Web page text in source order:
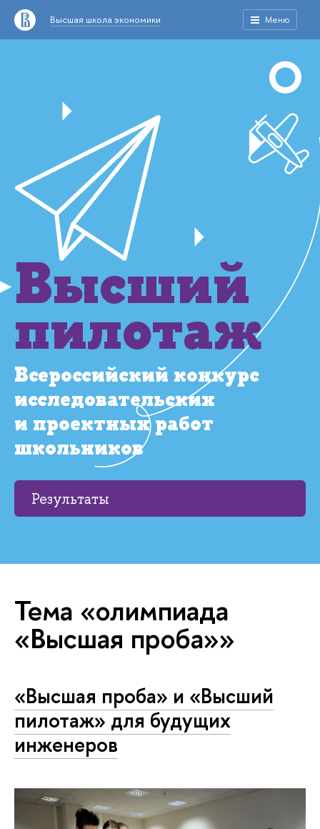
Высшая школа экономики Меню
Высший
пилотаж
Всероссийский конкурс
исследовательских
и проектных работ
школьников
Результаты
Тема «олимпиада
«Высшая проба»»
«Высшая проба» и «Высший
пилотаж» для будущих
инженеров